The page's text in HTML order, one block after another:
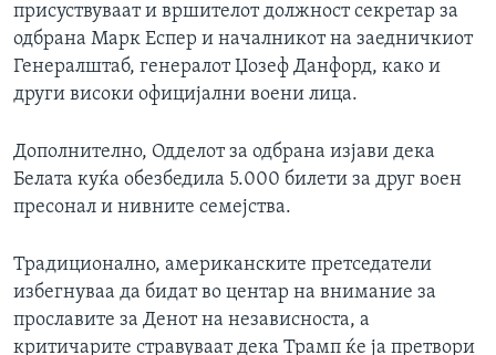
присуствуваат и вршителот должност секретар за
одбрана Марк Еспер и началникот на заедничкиот
Генералштаб, генералот Џозеф Данфорд, како и
други високи официјални воени лица.
Дополнително, Одделот за одбрана изјави дека
Белата куќа обезбедила 5.000 билети за друг воен
пресонал и нивните семејства.
Традиционално, американските претседатели
избегнуваа да бидат во центар на внимание за
прославите за Денот на независноста, а
критичарите стравуваат дека Трамп ќе ја претвори